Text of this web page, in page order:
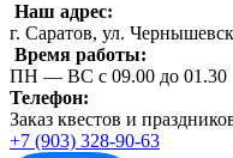
Наш адрес:
г. Саратов, ул.
Время работы:
ПН — ВС с 09.00 до 01.30
Телефон:
Заказ квестов и
+7 (903) 328-90-63